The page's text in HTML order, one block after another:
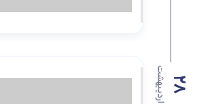
لوازم اندازه گیری
سنسور فشار 28 اردیبهشت